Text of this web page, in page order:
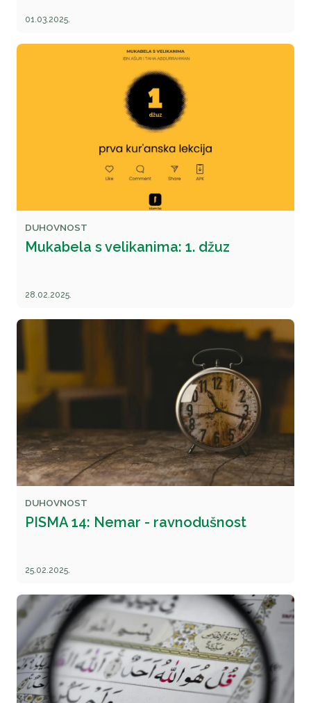
01.03.2025.
DUHOVNOST
Mukabela s velikanima: 1. džuz
28.02.2025.
DUHOVNOST
PISMA 14: Nemar - ravnodušnost
25.02.2025.